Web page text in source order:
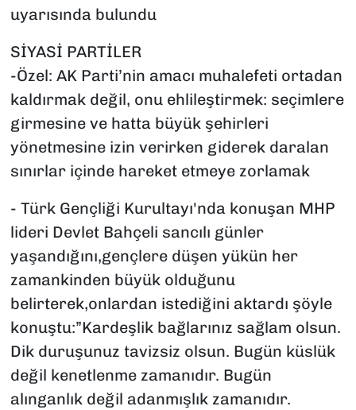
uyarısında bulundu
SİYASİ PARTİLER
-Özel: AK Parti’nin amacı muhalefeti ortadan
kaldırmak değil, onu ehlileştirmek: seçimlere
girmesine ve hatta büyük şehirleri
yönetmesine izin verirken giderek daralan
sınırlar içinde hareket etmeye zorlamak
- Türk Gençliği Kurultayı'nda konuşan MHP
lideri Devlet Bahçeli sancılı günler
yaşandığını,gençlere düşen yükün her
zamankinden büyük olduğunu
belirterek,onlardan istediğini aktardı şöyle
konuştu:”Kardeşlik bağlarınız sağlam olsun.
Dik duruşunuz tavizsiz olsun. Bugün küslük
değil kenetlenme zamanıdır. Bugün
alınganlık değil adanmışlık zamanıdır.